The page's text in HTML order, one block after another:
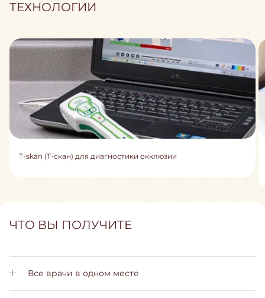
ТЕХНОЛОГИИ
T-skan (Т-скан) для диагностики окклюзии
ЧТО ВЫ ПОЛУЧИТЕ
Все врачи в одном месте
Вам не нужно искать другие клиники. У нас работают все